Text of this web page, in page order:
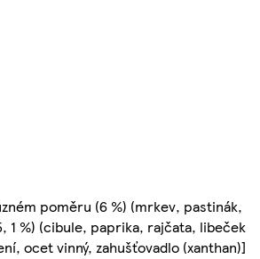
poměru (6 %) (mrkev, pastinák,
1 %) (cibule, paprika, rajčata, libeček
ocet vinný, zahušťovadlo (xanthan)]